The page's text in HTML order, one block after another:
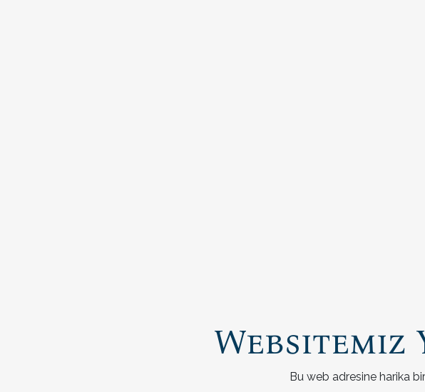
Websitemiz
Bu web adresine harika